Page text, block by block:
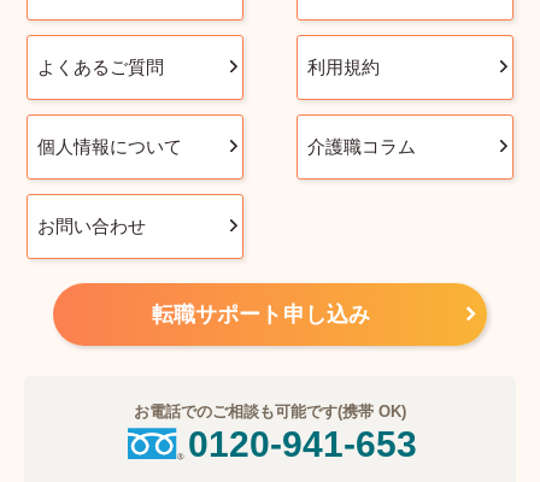
よくあるご質問 利用規約
個人情報について 介護職コラム
お問い合わせ
転職サポート申し込み
お電話でのご相談も可能です(携帯 OK)
0120-941-653